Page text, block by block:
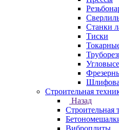
Станки
Тиски
Строительная
Назад
Строительная
Виброплиты